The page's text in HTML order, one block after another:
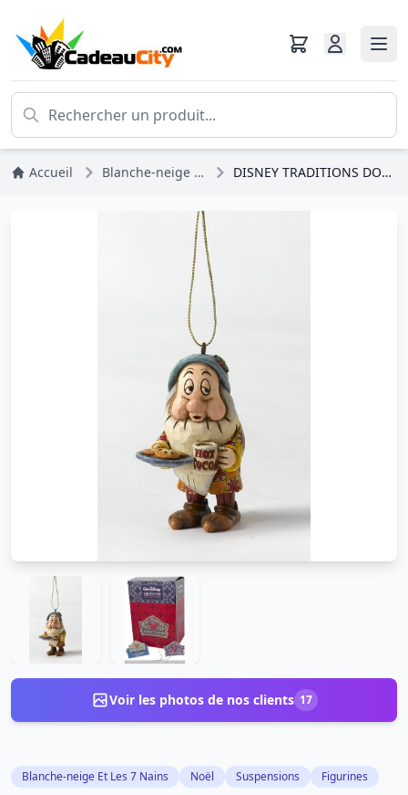
Accueil Blanche-neige Et Les 7 Nains DISNEY TRADITIONS DORMEUR (décor sapin)
Voir les photos de nos clients 17
Blanche-neige Et Les 7 Nains Noël Suspensions Figurines